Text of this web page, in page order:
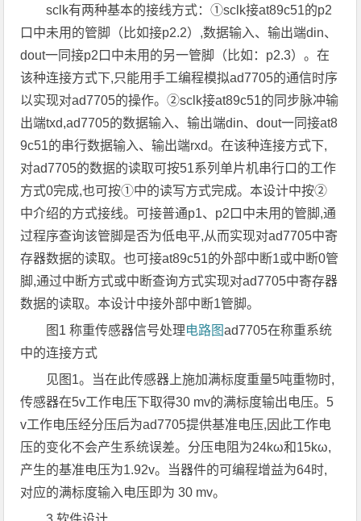
sclk有两种基本的接线方式：①sclk接at89c51的p2
口中未用的管脚（比如接p2.2）,数据输入、输出端din、
dout一同接p2口中未用的另一管脚（比如：p2.3）。在
该种连接方式下,只能用手工编程模拟ad7705的通信时序
以实现对ad7705的操作。②sclk接at89c51的同步脉冲输
出端txd,ad7705的数据输入、输出端din、dout一同接at8
9c51的串行数据输入、输出端rxd。在该种连接方式下,
对ad7705的数据的读取可按51系列单片机串行口的工作
方式0完成,也可按①中的读写方式完成。本设计中按②
中介绍的方式接线。可接普通p1、p2口中未用的管脚,通
过程序查询该管脚是否为低电平,从而实现对ad7705中寄
存器数据的读取。也可接at89c51的外部中断1或中断0管
脚,通过中断方式或中断查询方式实现对ad7705中寄存器
数据的读取。本设计中接外部中断1管脚。
图1 称重传感器信号处理电路图ad7705在称重系统
中的连接方式
见图1。当在此传感器上施加满标度重量5吨重物时,
传感器在5v工作电压下取得30 mv的满标度输出电压。5
v工作电压经分压后为ad7705提供基准电压,因此工作电
压的变化不会产生系统误差。分压电阻为24kω和15kω,
产生的基准电压为1.92v。当器件的可编程增益为64时,
对应的满标度输入电压即为 30 mv。